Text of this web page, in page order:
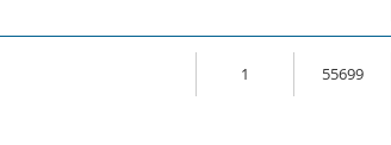
1 55699